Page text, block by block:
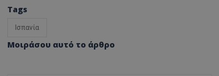
Tags
Ισπανία
Μοιράσου αυτό το άρθρο